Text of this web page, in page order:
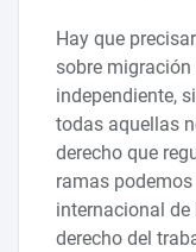
Hay que
sobre
independiente,
todas aquellas
derecho que
ramas
internacional de
derecho del